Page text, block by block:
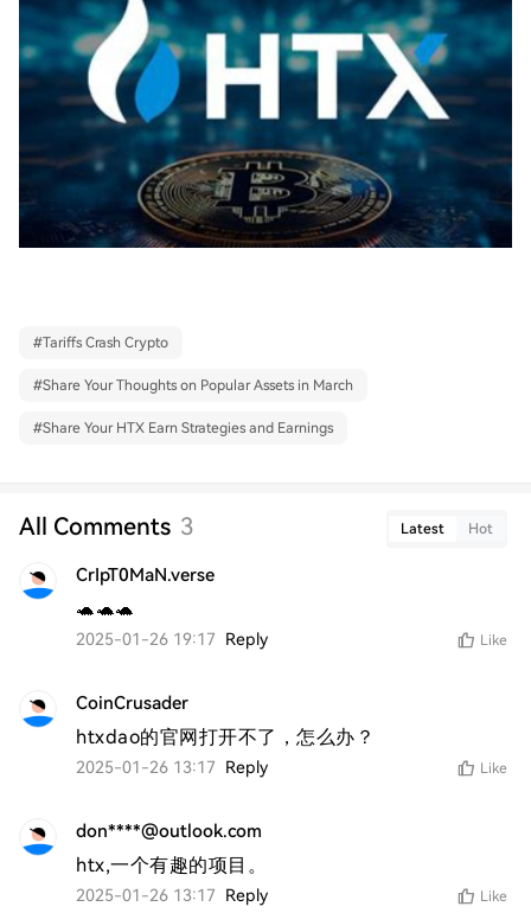
#Tariffs Crash Crypto
#Share Your Thoughts on Popular Assets in March
#Share Your HTX Earn Strategies and Earnings
All Comments 3 Latest Hot
CrIpT0MaN.verse
🐢🐢🐢
2025-01-26 19:17 Reply Like
CoinCrusader
htxdao的官网打开不了，怎么办？
2025-01-26 13:17 Reply Like
don****@outlook.com
htx,一个有趣的项目。
2025-01-26 13:17 Reply Like